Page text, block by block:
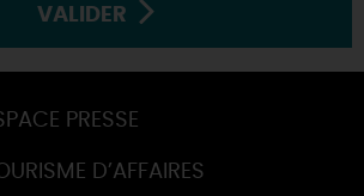
VALIDER
PRESSE
D’AFFAIRES